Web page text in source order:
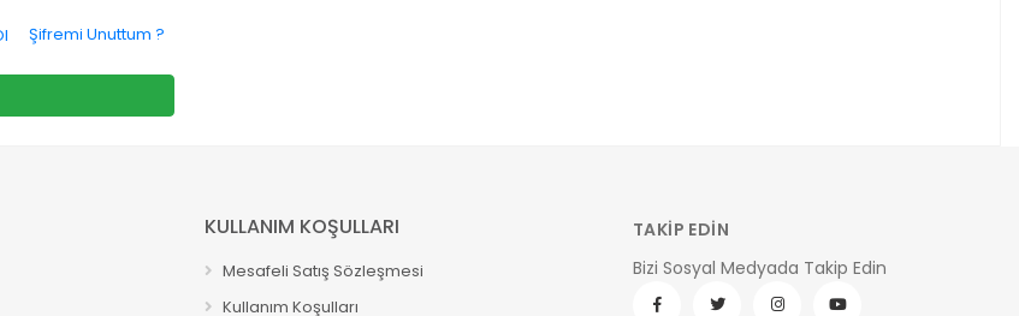
Şifremi Unuttum ?
KULLANIM KOŞULLARI
Mesafeli Satış Sözleşmesi
Kullanım Koşulları
TAKİP EDİN
Bizi Sosyal Medyada Takip Edin